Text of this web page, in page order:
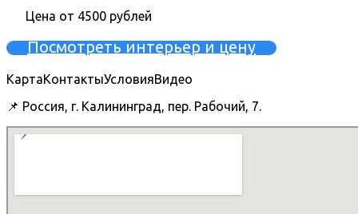
Цена от 4500 рублей
Посмотреть интерьер и цену
КартаКонтактыУсловияВидео
📌 Россия, г. Калининград, пер. Рабочий, 7.